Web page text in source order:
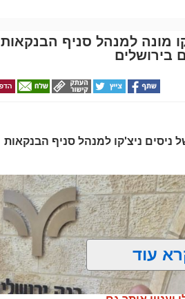
מונה למנהל סניף הבנקאות
בירושלים
ניסים ניצ'קו למנהל סניף הבנקאות
עוד